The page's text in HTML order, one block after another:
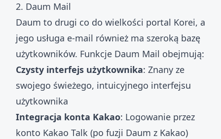
2. Daum Mail
Daum to drugi co do wielkości portal Korei, a
jego usługa e-mail również ma szeroką bazę
użytkowników. Funkcje Daum Mail obejmują:
Czysty interfejs użytkownika: Znany ze
swojego świeżego, intuicyjnego interfejsu
użytkownika
Integracja konta Kakao: Logowanie przez
konto Kakao Talk (po fuzji Daum z Kakao)